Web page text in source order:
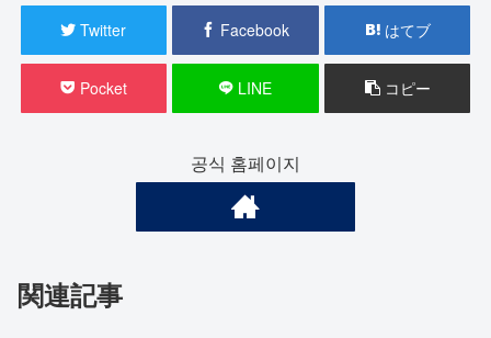
Twitter Facebook はてブ
Pocket LINE コピー
공식 홈페이지
関連記事